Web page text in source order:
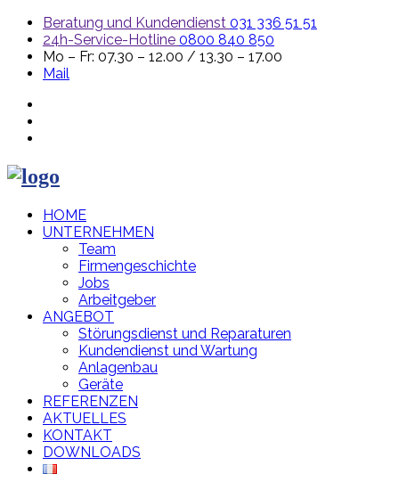
Beratung und Kundendienst 031 336 51 51
24h-Service-Hotline 0800 840 850
Mo – Fr: 07.30 – 12.00 / 13.30 – 17.00
Mail
HOME
UNTERNEHMEN
Team
Firmengeschichte
Jobs
Arbeitgeber
ANGEBOT
Störungsdienst und Reparaturen
Kundendienst und Wartung
Anlagenbau
Geräte
REFERENZEN
AKTUELLES
KONTAKT
DOWNLOADS